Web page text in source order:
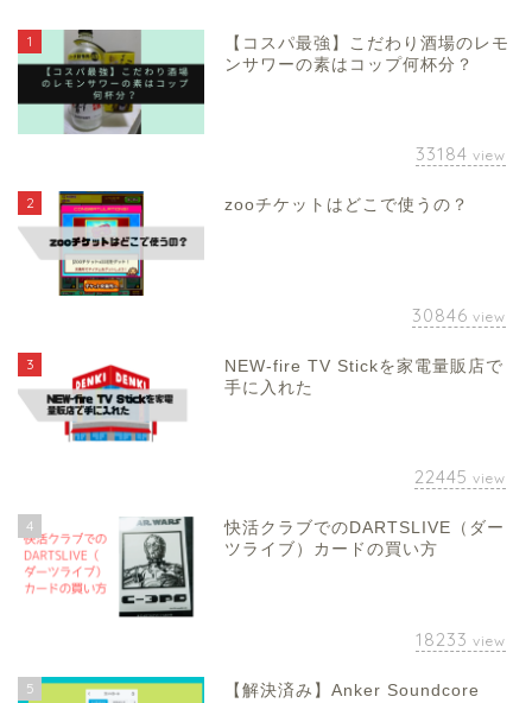
1
【コスパ最強】こだわり酒場のレモ
ンサワーの素はコップ何杯分？
33184 view
2 zooチケットはどこで使うの？
30846 view
3
NEW-fire TV Stickを家電量販店で
手に入れた
22445 view
4
快活クラブでのDARTSLIVE（ダー
ツライブ）カードの買い方
18233 view
5
【解決済み】Anker Soundcore